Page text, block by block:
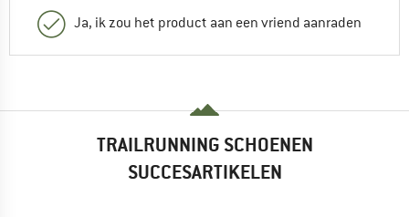
Ja, ik zou het product aan een vriend aanraden
TRAILRUNNING SCHOENEN
SUCCESARTIKELEN